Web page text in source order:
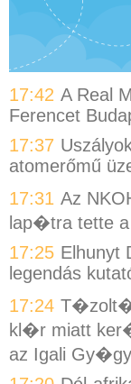
17:42 A Real
Ferencet
17:37
atomerőmű
17:31 Az
lap�tra tette
17:25 Elhunyt
legendás
17:24
kl�r miatt
az Igali